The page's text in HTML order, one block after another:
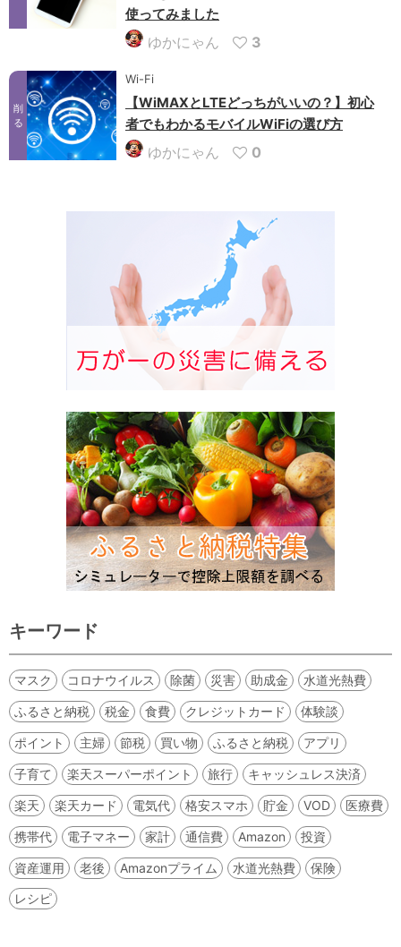
使ってみました
ゆかにゃん 3
削
る
Wi-Fi
【WiMAXとLTEどっちがいいの？】初心
者でもわかるモバイルWiFiの選び方
ゆかにゃん 0
キーワード
マスク コロナウイルス 除菌 災害 助成金 水道光熱費
ふるさと納税 税金 食費 クレジットカード 体験談
ポイント 主婦 節税 買い物 ふるさと納税 アプリ
子育て 楽天スーパーポイント 旅行 キャッシュレス決済
楽天 楽天カード 電気代 格安スマホ 貯金 VOD 医療費
携帯代 電子マネー 家計 通信費 Amazon 投資
資産運用 老後 Amazonプライム 水道光熱費
保険
レシピ